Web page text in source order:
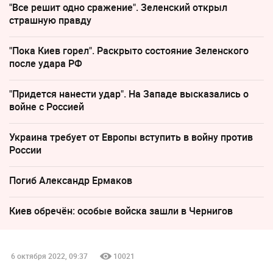
"Все решит одно сражение". Зеленский открыл
страшную правду
"Пока Киев горел". Раскрыто состояние Зеленского
после удара РФ
"Придется нанести удар". На Западе высказались о
войне с Россией
Украина требует от Европы вступить в войну против
России
Погиб Александр Ермаков
Киев обречён: особые войска зашли в Чернигов
6 октября 2022, 09:37 10021